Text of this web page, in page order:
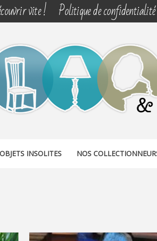
vite ! Politique de confidentialité
OBJETS INSOLITES NOS